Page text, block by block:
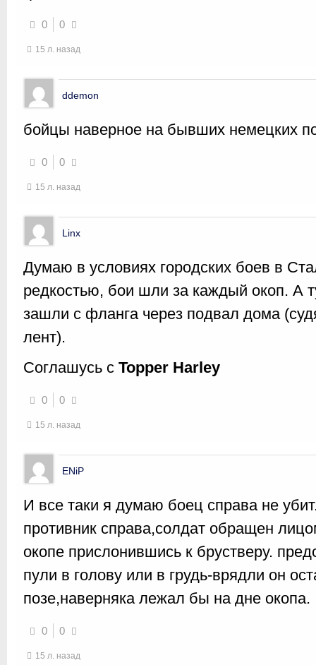
0 0
15 л. назад
ddemon
бойцы наверное на бывших немецких
0 0
15 л. назад
Linx
Думаю в условиях городских боев в
редкостью, бои шли за каждый окоп. А
зашли с фланга через подвал дома
лент).
Соглашусь с Topper Harley
0 0
15 л. назад
ENiP
И все таки я думаю боец справа не
противник справа,солдат обращен
окопе прислонившись к брустверу.
пули в голову или в грудь-врядли он
позе,наверняка лежал бы на дне окопа.
0 0
15 л. назад